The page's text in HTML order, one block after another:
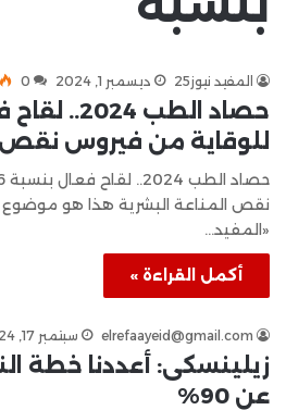
المفيد نيوز25 ديسمبر 1, 2024 0
للوقاية من فيروس نقص
نقص المناعة البشرية هذا هو موضوع
«المفيد…
أكمل القراءة »
elrefaayeid@gmail.com سبتمبر 17, 2024
زيلينسكى: أعددنا خطة
عن 90%